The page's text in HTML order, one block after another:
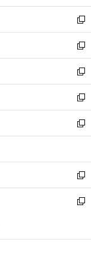
開
く
ウ
で
開
く
ン
ド
ウ
で
開
く
ウ
ィ
ン
ド
ウ
で
開
く
新
し
い
ウ
ィ
ン
ド
ウ
で
開
新
し
い
ウ
ィ
ン
ド
ウ
開
く
新
し
い
ウ
ィ
ン
ウ
で
開
く
新
し
い
ウ
ン
ド
ウ
で
新
し
ウ
ィ
ン
ド
開
新
し
い
ン
新
ウ